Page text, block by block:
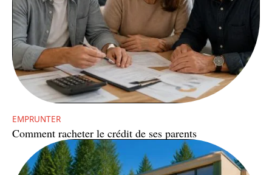
EMPRUNTER
Comment racheter le crédit de ses parents